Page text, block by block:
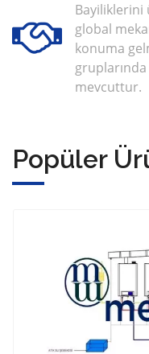
global
konuma
mevcuttur.
Popüler